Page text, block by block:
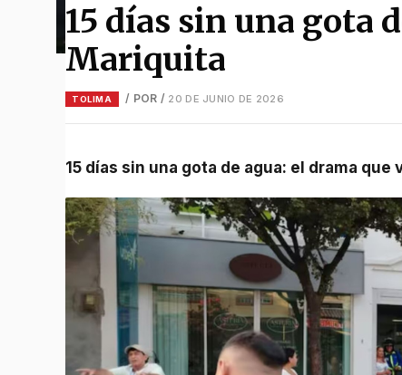
15 días sin una gota
Mariquita
TOLIMA / POR / 20 DE JUNIO DE 2026
15 días sin una gota de agua: el drama que